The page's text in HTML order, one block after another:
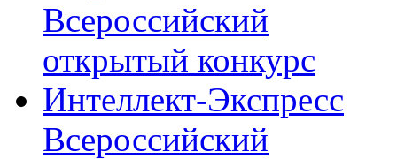
Всероссийский
открытый конкурс
Интеллект-Экспресс
Всероссийский